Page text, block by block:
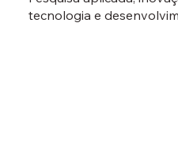
tecnologia e